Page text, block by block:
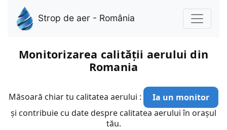
Strop de aer - România
Monitorizarea calității aerului din
Romania
Măsoară chiar tu calitatea aerului :
Ia un monitor
și contribuie cu date despre calitatea aerului în orașul
tău.